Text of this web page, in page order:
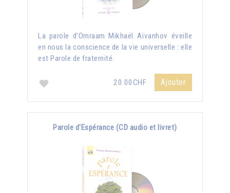
La parole d'Omraam Mikhaël Aïvanhov éveille
en nous la conscience de la vie universelle : elle
est Parole de fraternité.
20.00CHF Ajouter
Parole d'Espérance (CD audio et livret)